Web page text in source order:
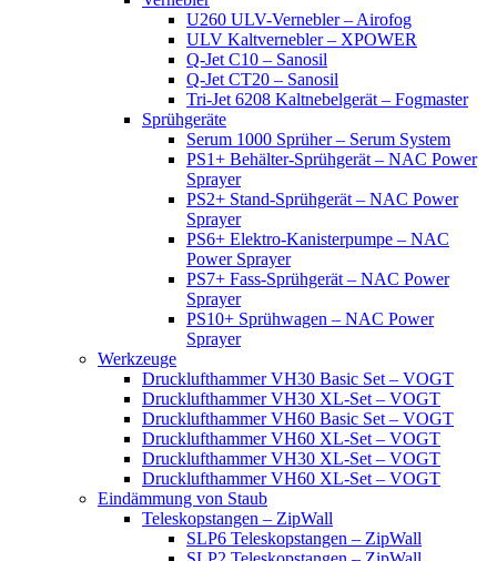
U260 ULV-Vernebler – Airofog
ULV Kaltvernebler – XPOWER
Q-Jet C10 – Sanosil
Q-Jet CT20 – Sanosil
Tri-Jet 6208 Kaltnebelgerät – Fogmaster
Sprühgeräte
Serum 1000 Sprüher – Serum System
PS1+ Behälter-Sprühgerät – NAC Power
Sprayer
PS2+ Stand-Sprühgerät – NAC Power
Sprayer
PS6+ Elektro-Kanisterpumpe – NAC
Power Sprayer
PS7+ Fass-Sprühgerät – NAC Power
Sprayer
PS10+ Sprühwagen – NAC Power
Sprayer
Werkzeuge
Drucklufthammer VH30 Basic Set – VOGT
Drucklufthammer VH30 XL-Set – VOGT
Drucklufthammer VH60 Basic Set – VOGT
Drucklufthammer VH60 XL-Set – VOGT
Drucklufthammer VH30 XL-Set – VOGT
Drucklufthammer VH60 XL-Set – VOGT
Eindämmung von Staub
Teleskopstangen – ZipWall
SLP6 Teleskopstangen – ZipWall